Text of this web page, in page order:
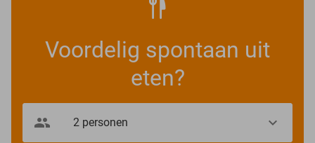
Voordelig spontaan uit
eten?